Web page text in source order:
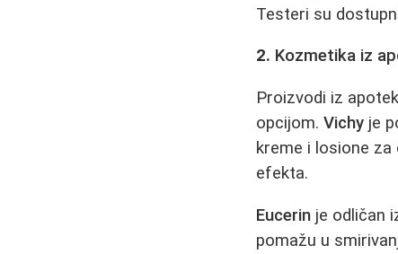
Testeri su
2. Kozmetika iz
Proizvodi iz
opcijom.Vichy je
kreme i losione
efekta.
Eucerin je odličan
pomažu u